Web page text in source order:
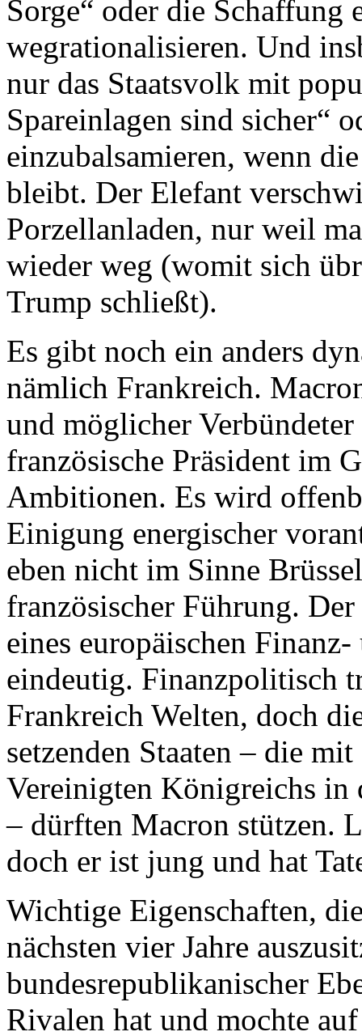
Sorge“ oder die Schaffung
wegrationalisieren. Und
nur das Staatsvolk mit
Spareinlagen sind sicher“
einzubalsamieren, wenn
bleibt. Der Elefant
Porzellanladen, nur weil
wieder weg (womit sich
Trump schließt).
Es gibt noch ein anders
nämlich Frankreich.
und möglicher
französische Präsident im
Ambitionen. Es wird
Einigung energischer
eben nicht im Sinne
französischer Führung.
eines europäischen
eindeutig. Finanzpolitisch
Frankreich Welten, doch
setzenden Staaten – die
Vereinigten Königreichs in
– dürften Macron stützen.
doch er ist jung und hat
Wichtige Eigenschaften,
nächsten vier Jahre
bundesrepublikanischer
Rivalen hat und mochte